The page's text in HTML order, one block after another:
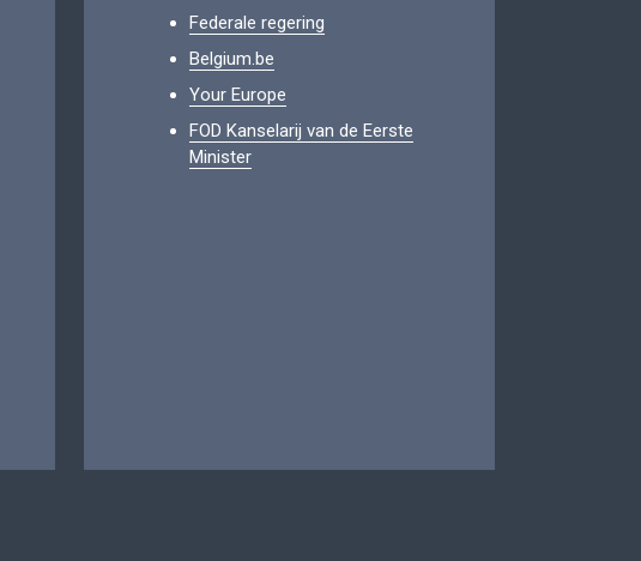
Federale regering
Belgium.be
Your Europe
FOD Kanselarij van de Eerste
Minister